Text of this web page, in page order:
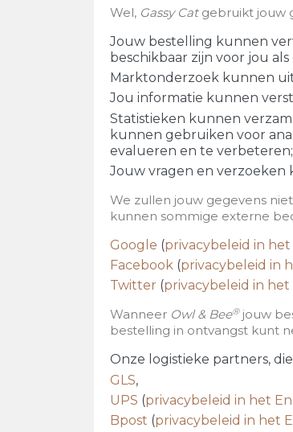
Wel, Gassy Catgebruikt jouw
Jouw bestelling kunnen
beschikbaar zijn voor jou
Marktonderzoek kunnen
Jou informatie kunnen
Statistieken kunnen
kunnen gebruiken voor
evalueren en te verbeteren;
Jouw vragen en
We zullen jouw gegevens
kunnen sommige externe
Google (privacybeleid in
Facebook (privacybeleid in
Twitter (privacybeleid in het
Wanneer Owl & Bee®jouw
bestelling in ontvangst kunt
Onze logistieke partners,
GLS,
UPS (privacybeleid in het
Bpost (privacybeleid in het